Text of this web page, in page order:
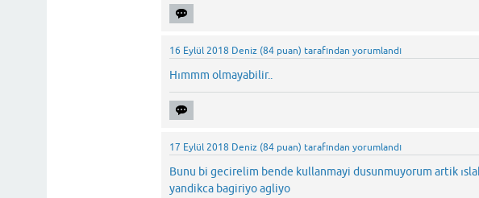
16 Eylül 2018 Deniz (84 puan) tarafından yorumlandı
Hımmm olmayabilir..
17 Eylül 2018 Deniz (84 puan) tarafından yorumlandı
Bunu bi gecirelim bende kullanmayi dusunmuyorum artik
yandikca bagiriyo agliyo